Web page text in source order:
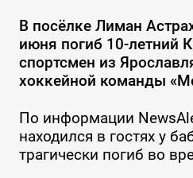
В посёлке Лиман
июня погиб 10-летний
спортсмен из
хоккейной команды
По информации
находился в гостях у
трагически погиб во